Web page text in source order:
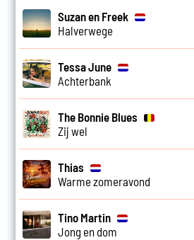
Suzan en Freek
Halverwege
Tessa June
Achterbank
The Bonnie Blues
Zij wel
Thias
Warme zomeravond
Tino Martin
Jong en dom